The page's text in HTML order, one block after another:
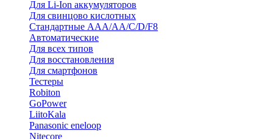
Для Li-Ion аккумуляторов
Для свинцово кислотных
Стандартные ААА/АА/С/D/F8
Автоматические
Для всех типов
Для восстановления
Для смартфонов
Тестеры
Robiton
GoPower
LiitoKala
Panasonic eneloop
Nitecore